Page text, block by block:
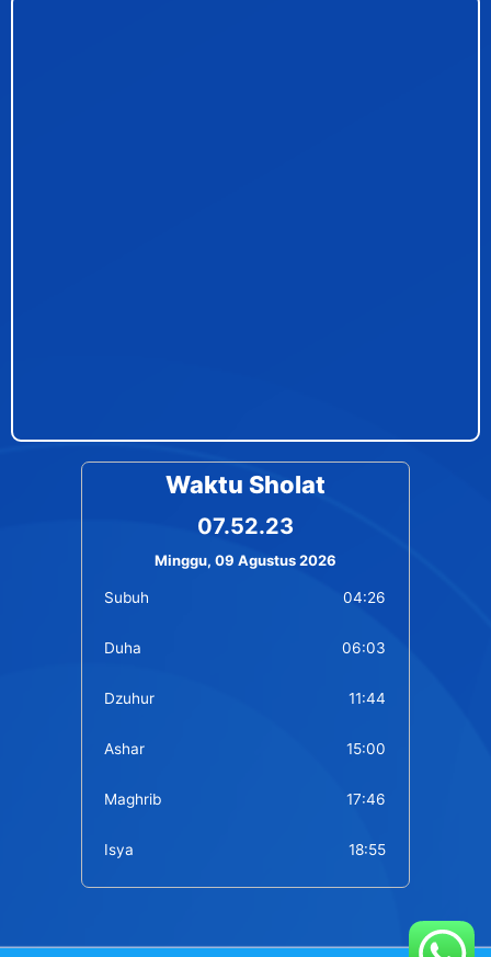
Waktu Sholat
07.52.23
Minggu, 09 Agustus 2026
Subuh 04:26
Duha 06:03
Dzuhur 11:44
Ashar 15:00
Maghrib 17:46
Isya 18:55